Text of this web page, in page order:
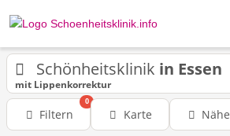
Schönheitsklinik in Essen
mit Lippenkorrektur
Filtern
0
Karte Nähe